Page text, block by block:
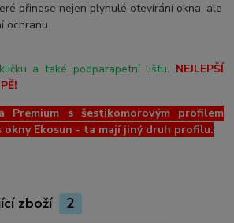
přinese nejen plynulé otevírání okna, ale
ochranu.
a také podparapetní lištu. NEJLEPŠÍ
Premium s šestikomorovým profilem
okny Ekosun - ta mají jiný druh profilu.
zboží 2